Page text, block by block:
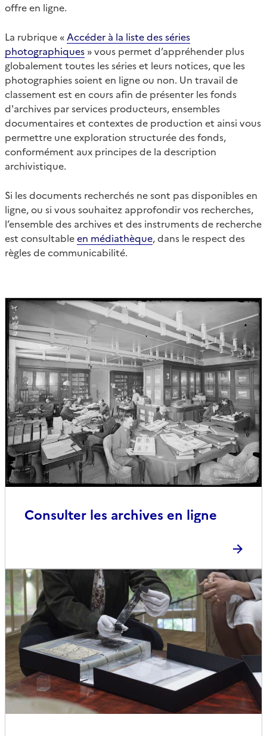
offre en ligne.
La rubrique « Accéder à la liste des séries
photographiques » vous permet d’appréhender plus
globalement toutes les séries et leurs notices, que les
photographies soient en ligne ou non. Un travail de
classement est en cours afin de présenter les fonds
d'archives par services producteurs, ensembles
documentaires et contextes de production et ainsi vous
permettre une exploration structurée des fonds,
conformément aux principes de la description
archivistique.
Si les documents recherchés ne sont pas disponibles en
ligne, ou si vous souhaitez approfondir vos recherches,
l’ensemble des archives et des instruments de recherche
est consultableen médiathèque, dans le respect des
règles de communicabilité.
Consulter les archives en ligne